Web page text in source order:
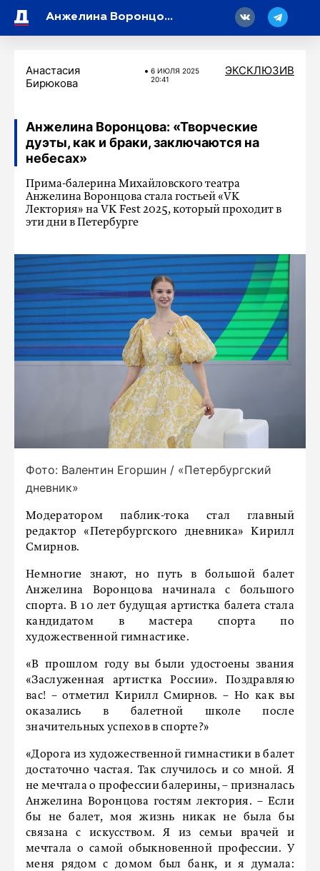
Анжелина Воронцова: «Творческие дуэты, как и браки, заключаются на небесах»
Анастасия
Бирюкова
6 ИЮЛЯ 2025
20:41
ЭКСКЛЮЗИВ
Анжелина Воронцова: «Творческие
дуэты, как и браки, заключаются на
небесах»
Прима-балерина Михайловского театра
Анжелина Воронцова стала гостьей «VK
Лектория» на VK Fest 2025, который проходит в
эти дни в Петербурге
Фото: Валентин Егоршин / «Петербургский
дневник»
Модератором паблик-тока стал главный
редактор «Петербургского дневника» Кирилл
Смирнов.
Немногие знают, но путь в большой балет
Анжелина Воронцова начинала с большого
спорта. В 10 лет будущая артистка балета стала
кандидатом в мастера спорта по
художественной гимнастике.
«В прошлом году вы были удостоены звания
«Заслуженная артистка России». Поздравляю
вас! – отметил Кирилл Смирнов. – Но как вы
оказались в балетной школе после
значительных успехов в спорте?»
«Дорога из художественной гимнастики в балет
достаточно частая. Так случилось и со мной. Я
не мечтала о профессии балерины, – призналась
Анжелина Воронцова гостям лектория. – Если
бы не балет, моя жизнь никак не была бы
связана с искусством. Я из семьи врачей и
мечтала о самой обыкновенной профессии. У
меня рядом с домом был банк, и я думала: